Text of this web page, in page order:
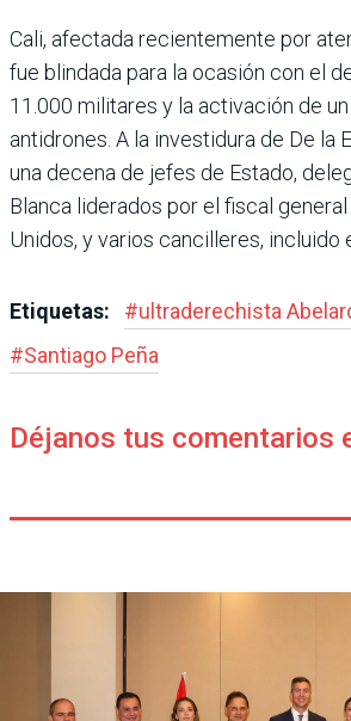
Cali, afectada recientemente por
fue blindada para la ocasión con el
11.000 militares y la activación de
antidrones. A la investidura de De la
una decena de jefes de Estado,
Blanca liderados por el fiscal
Unidos, y varios cancilleres, incluido
Etiquetas: #ultraderechista
#Santiago Peña
Déjanos tus comentarios